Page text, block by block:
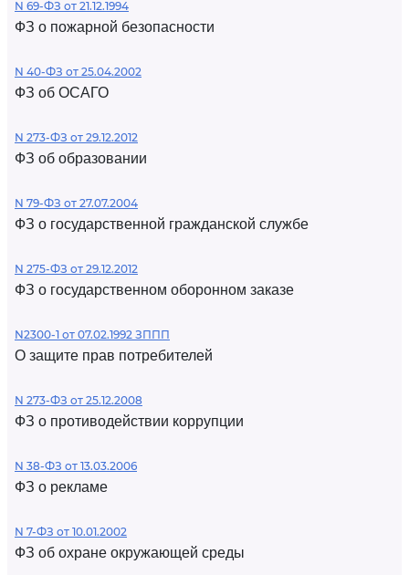
N 69-ФЗ от 21.12.1994
ФЗ о пожарной безопасности
N 40-ФЗ от 25.04.2002
ФЗ об ОСАГО
N 273-ФЗ от 29.12.2012
ФЗ об образовании
N 79-ФЗ от 27.07.2004
ФЗ о государственной гражданской службе
N 275-ФЗ от 29.12.2012
ФЗ о государственном оборонном заказе
N2300-1 от 07.02.1992 ЗППП
О защите прав потребителей
N 273-ФЗ от 25.12.2008
ФЗ о противодействии коррупции
N 38-ФЗ от 13.03.2006
ФЗ о рекламе
N 7-ФЗ от 10.01.2002
ФЗ об охране окружающей среды